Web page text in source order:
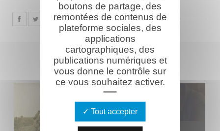
VOIRAUSSI
boutons de partage, des
remontées de contenus de
plateforme sociales, des
applications
cartographiques, des
publications numériques et
vous donne le contrôle sur
ce vous souhaitez activer.
Tout accepter